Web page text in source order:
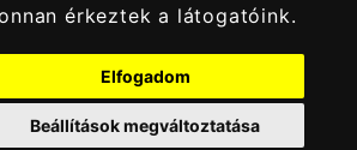
érkeztek a látogatóink.
Elfogadom
Beállítások megváltoztatása
Kft.